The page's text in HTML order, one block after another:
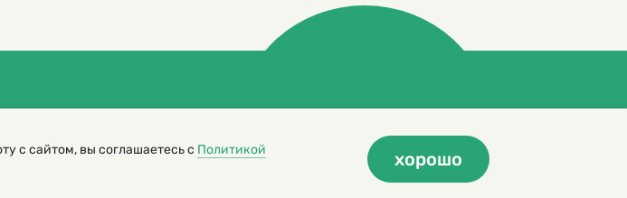
с сайтом, вы соглашаетесь с Политикой
хорошо